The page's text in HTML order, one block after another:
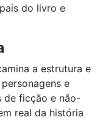
do livro e
a estrutura e
e
de ficção e não-
real da história